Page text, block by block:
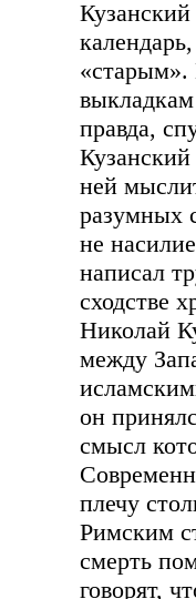
«старым».
правда,
ней
разумных
не
написал
сходстве
Николай
между
он
смысл
плечу
Римским
смерть
говорят,